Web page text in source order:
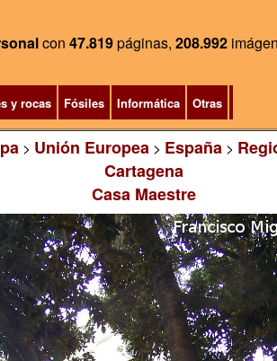
con 47.819páginas, 208.992
y rocas Fósiles Informática Otras
> Unión Europea > España >
Cartagena
Casa Maestre